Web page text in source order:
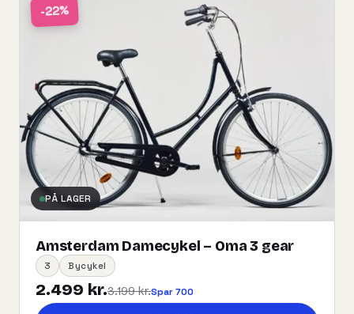
-22%
PÅ LAGER
Amsterdam Damecykel – Oma 3 gear
3 Bycykel
2.499 kr.3.199 kr.Spar 700